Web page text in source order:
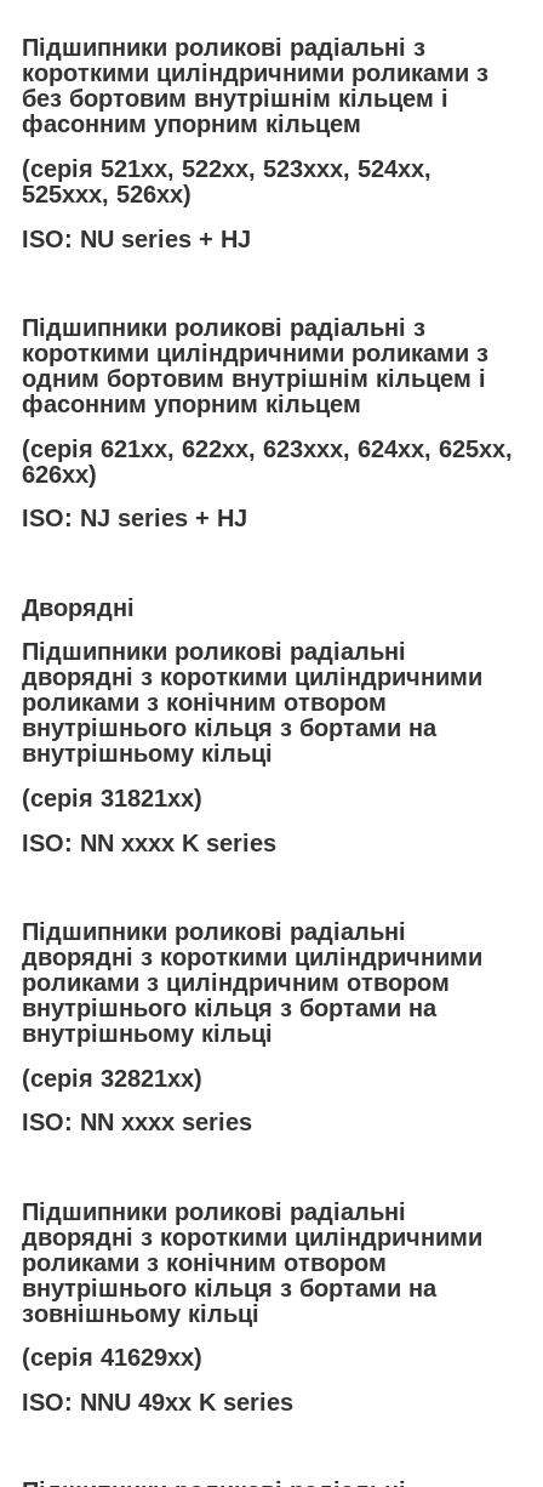
Підшипники роликові радіальні з
короткими циліндричними роликами з
без бортовим внутрішнім кільцем і
фасонним упорним кільцем
(серія 521хх, 522хх, 523ххх, 524xx,
525ххх, 526хх)
ISO: NU series + HJ
Підшипники роликові радіальні з
короткими циліндричними роликами з
одним бортовим внутрішнім кільцем і
фасонним упорним кільцем
(серія 621хх, 622хх, 623ххх, 624xx, 625хх,
626хх)
ISO: NJ series + HJ
Дворядні
Підшипники роликові радіальні
дворядні з короткими циліндричними
роликами з конічним отвором
внутрішнього кільця з бортами на
внутрішньому кільці
(серія 31821хх)
ISO: NN xxxx K series
Підшипники роликові радіальні
дворядні з короткими циліндричними
роликами з циліндричним отвором
внутрішнього кільця з бортами на
внутрішньому кільці
(серія 32821хх)
ISO: NN xxxx series
Підшипники роликові радіальні
дворядні з короткими циліндричними
роликами з конічним отвором
внутрішнього кільця з бортами на
зовнішньому кільці
(серія 41629хх)
ISO: NNU 49xx K series